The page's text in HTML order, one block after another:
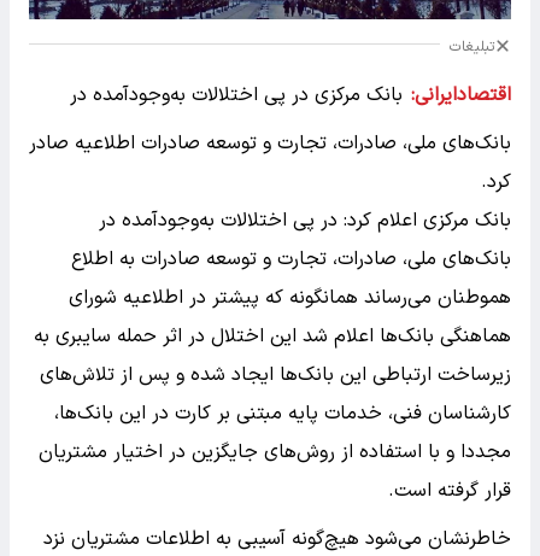
تبلیغات
اقتصادایرانی: بانک مرکزی در پی اختلالات به‌وجودآمده در
بانک‌های ملی، صادرات، تجارت و توسعه صادرات اطلاعیه صادر
کرد.
بانک مرکزی اعلام کرد: در پی اختلالات به‌وجودآمده در
بانک‌های ملی، صادرات، تجارت و توسعه صادرات به اطلاع
هموطنان می‌رساند همانگونه که پیشتر در اطلاعیه شورای
هماهنگی بانک‌ها اعلام شد این اختلال در اثر حمله سایبری به
زیرساخت‌ ارتباطی این بانک‌ها ایجاد شده و پس از تلاش‌های
کارشناسان فنی، خدمات پایه مبتنی بر کارت در این بانک‌ها،
مجددا و با استفاده از روش‌های جایگزین در اختیار مشتریان
قرار گرفته است.
خاطرنشان می‌شود هیچ‌گونه آسیبی به اطلاعات مشتریان نزد